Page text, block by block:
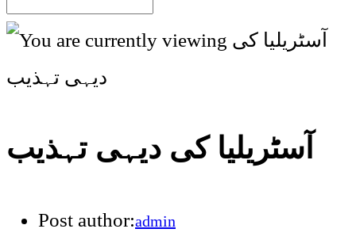
آسٹریلیا کی دیہی تہذیب
Post author:admin